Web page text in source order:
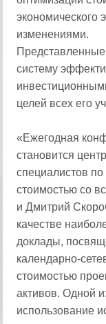
экономического
изменениями.
систему
целей всех его
«Ежегодная
становится
специалистов
стоимостью со
и Дмитрий
качестве
доклады,
календарно-
стоимостью
активов. Одной
использование